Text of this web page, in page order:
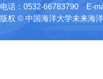
电话：0532-66783790 E-
版权 © 中国海洋大学未来海